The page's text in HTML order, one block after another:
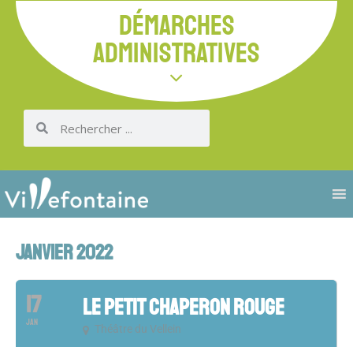
DÉMARCHES
ADMINISTRATIVES
JANVIER 2022
17
JAN
LE PETIT CHAPERON ROUGE
Théâtre du Vellein